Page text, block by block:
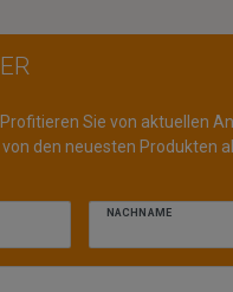
Sie von aktuellen
den neuesten Produkten
NACHNAME